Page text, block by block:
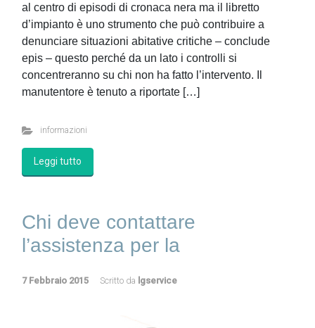
al centro di episodi di cronaca nera ma il libretto
d’impianto è uno strumento che può contribuire a
denunciare situazioni abitative critiche – conclude
epis – questo perché da un lato i controlli si
concentreranno su chi non ha fatto l’intervento. Il
manutentore è tenuto a riportate […]
informazioni
Leggi tutto
Chi deve contattare
l’assistenza per la
7 Febbraio 2015 Scritto da lgservice